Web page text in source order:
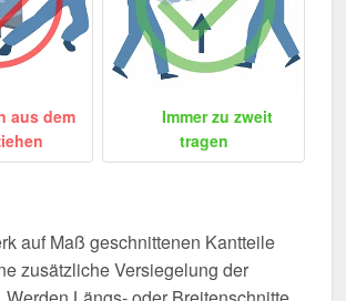
aus dem
Immer zu zweit
tragen
auf Maß geschnittenen Kantteile
zusätzliche Versiegelung der